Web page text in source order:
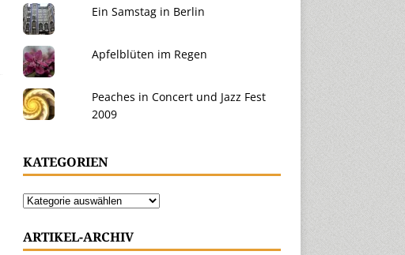
Ein Samstag in Berlin
Apfelblüten im Regen
Peaches in Concert und Jazz Fest
2009
KATEGORIEN
ARTIKEL-ARCHIV